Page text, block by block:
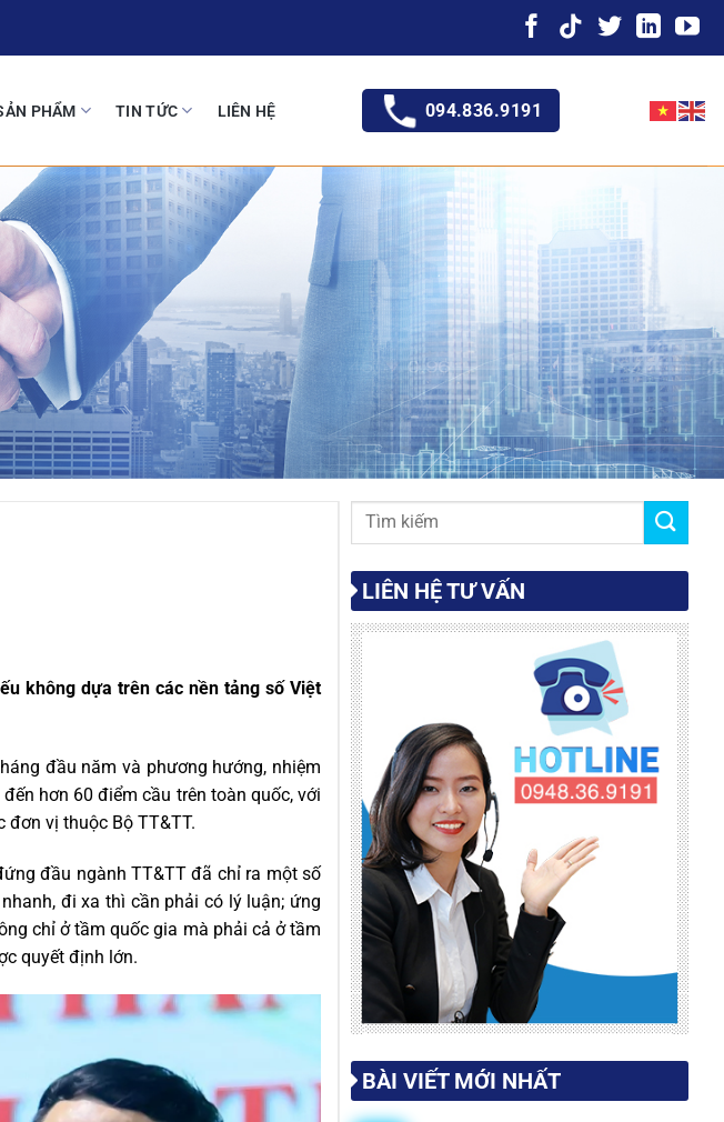
PHẨM TIN TỨC LIÊN HỆ 094.836.9191
không dựa trên các nền tảng số Việt
đầu năm và phương hướng, nhiệm
hơn 60 điểm cầu trên toàn quốc, với
đơn vị thuộc Bộ TT&TT.
đầu ngành TT&TT đã chỉ ra một số
đi xa thì cần phải có lý luận; ứng
chỉ ở tầm quốc gia mà phải cả ở tầm
quyết định lớn.
LIÊN HỆ TƯ VẤN
BÀI VIẾT MỚI NHẤT